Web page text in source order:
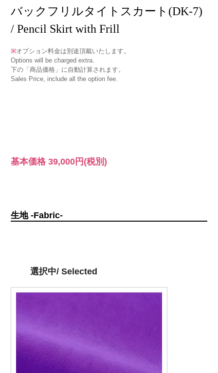
バックフリルタイトスカート(DK-7)
/ Pencil Skirt with Frill
※オプション料金は別途頂戴いたします。
Options will be charged extra.
下の「商品価格」に自動計算されます。
Sales Price, include all the option fee.
基本価格39,000円 (税別)
生地 -Fabric-
選択中/ Selected